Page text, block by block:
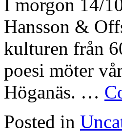
I morgon 14/
Hansson &
kulturen från
poesi möter
Höganäs. …
Posted in